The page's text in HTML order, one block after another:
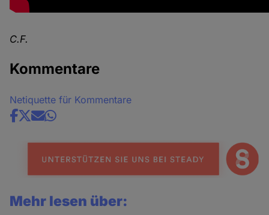
C.F.
Kommentare
Netiquette für Kommentare
Share
news
Mehr lesen über: